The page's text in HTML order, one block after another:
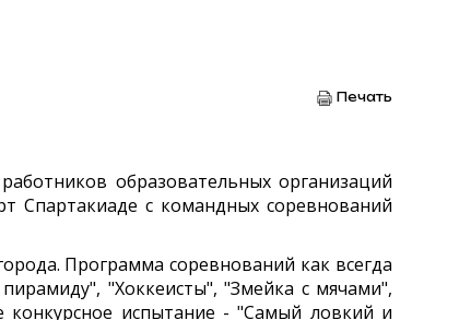
Печать
образовательных организаций
Спартакиаде с командных соревнований
Программа соревнований как всегда
"Хоккеисты", "Змейка с мячами",
испытание - "Самый ловкий и